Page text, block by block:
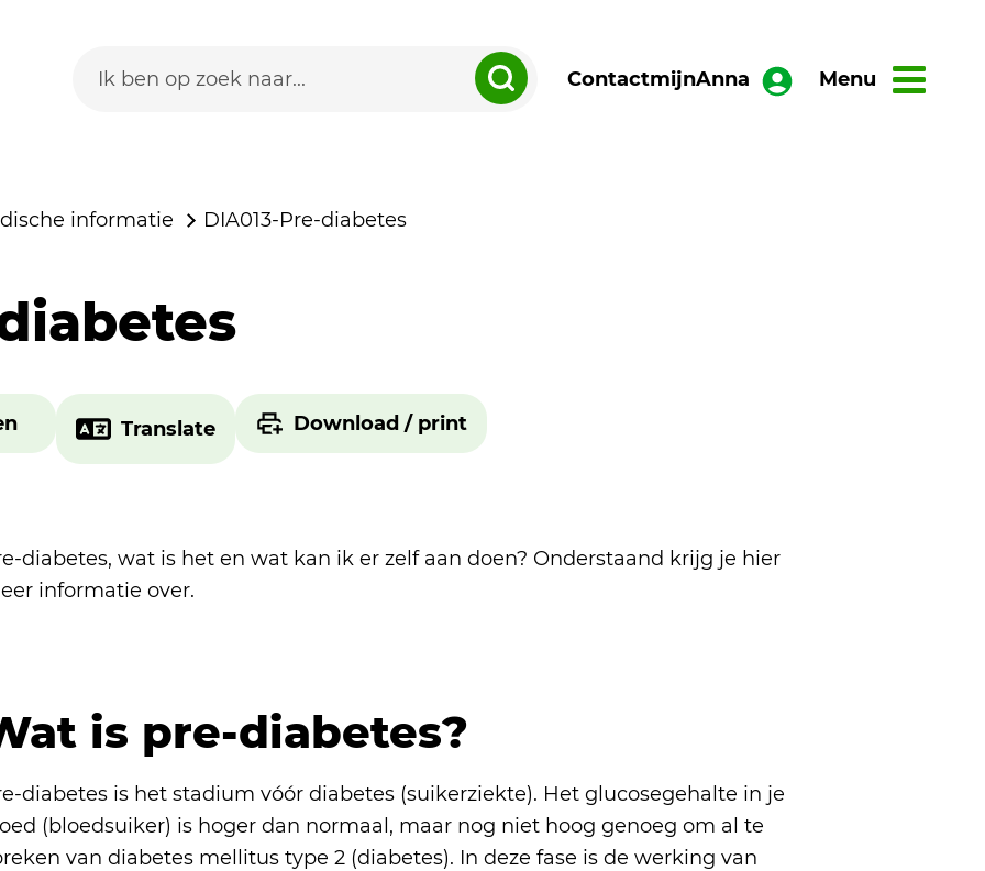
ContactmijnAnna Menu
informatie DIA013-Pre-diabetes
Translate Download / print
diabetes, wat is het en wat kan ik er zelf aan doen? Onderstaand krijg je hier
informatie over.
is pre-diabetes?
diabetes is het stadium vóór diabetes (suikerziekte). Het glucosegehalte in je
(bloedsuiker) is hoger dan normaal, maar nog niet hoog genoeg om al te
van diabetes mellitus type 2 (diabetes). In deze fase is de werking van